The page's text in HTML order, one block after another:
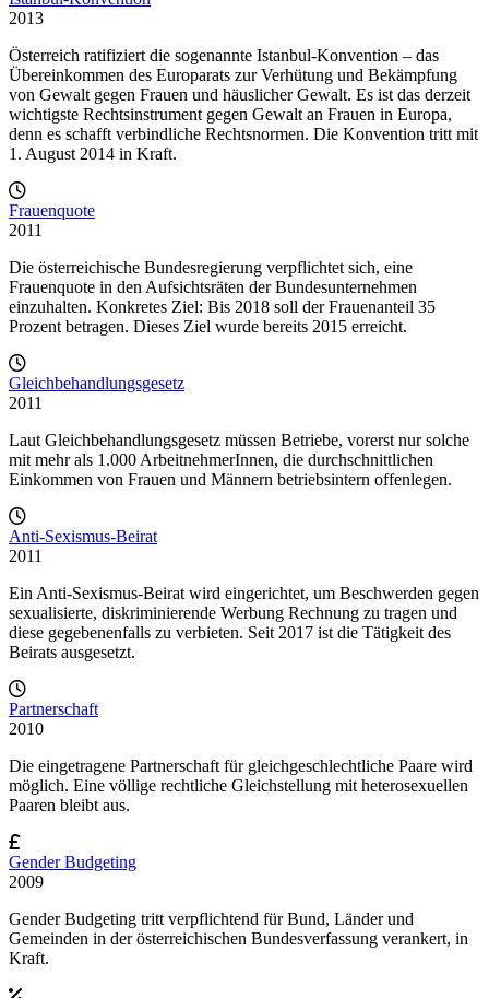
2013
Österreich ratifiziert die sogenannte Istanbul-Konvention – das
Übereinkommen des Europarats zur Verhütung und Bekämpfung
von Gewalt gegen Frauen und häuslicher Gewalt. Es ist das derzeit
wichtigste Rechtsinstrument gegen Gewalt an Frauen in Europa,
denn es schafft verbindliche Rechtsnormen. Die Konvention tritt mit
1. August 2014 in Kraft.
Frauenquote
2011
Die österreichische Bundesregierung verpflichtet sich, eine
Frauenquote in den Aufsichtsräten der Bundesunternehmen
einzuhalten. Konkretes Ziel: Bis 2018 soll der Frauenanteil 35
Prozent betragen. Dieses Ziel wurde bereits 2015 erreicht.
Gleichbehandlungsgesetz
2011
Laut Gleichbehandlungsgesetz müssen Betriebe, vorerst nur solche
mit mehr als 1.000 ArbeitnehmerInnen, die durchschnittlichen
Einkommen von Frauen und Männern betriebsintern offenlegen.
Anti-Sexismus-Beirat
2011
Ein Anti-Sexismus-Beirat wird eingerichtet, um Beschwerden gegen
sexualisierte, diskriminierende Werbung Rechnung zu tragen und
diese gegebenenfalls zu verbieten. Seit 2017 ist die Tätigkeit des
Beirats ausgesetzt.
Partnerschaft
2010
Die eingetragene Partnerschaft für gleichgeschlechtliche Paare wird
möglich. Eine völlige rechtliche Gleichstellung mit heterosexuellen
Paaren bleibt aus.
Gender Budgeting
2009
Gender Budgeting tritt verpflichtend für Bund, Länder und
Gemeinden in der österreichischen Bundesverfassung verankert, in
Kraft.